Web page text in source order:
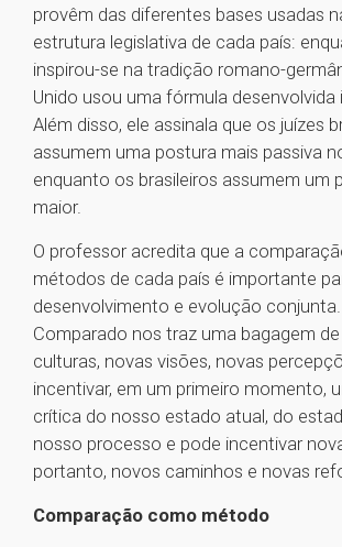
provêm das diferentes bases usadas
estrutura legislativa de cada país:
inspirou-se na tradição romano-
Unido usou uma fórmula
Além disso, ele assinala que os juízes
assumem uma postura mais passiva
enquanto os brasileiros assumem um
maior.
O professor acredita que a
métodos de cada país é importante
desenvolvimento e evolução conjunta.
Comparado nos traz uma bagagem
culturas, novas visões, novas
incentivar, em um primeiro momento,
crítica do nosso estado atual, do
nosso processo e pode incentivar
portanto, novos caminhos e novas
Comparação como método